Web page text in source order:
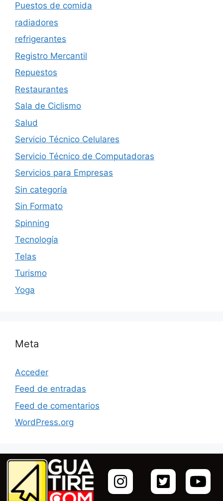
Puestos de comida
radiadores
refrigerantes
Registro Mercantil
Repuestos
Restaurantes
Sala de Ciclismo
Salud
Servicio Técnico Celulares
Servicio Técnico de Computadoras
Servicios para Empresas
Sin categoría
Sin Formato
Spinning
Tecnología
Telas
Turismo
Yoga
Meta
Acceder
Feed de entradas
Feed de comentarios
WordPress.org